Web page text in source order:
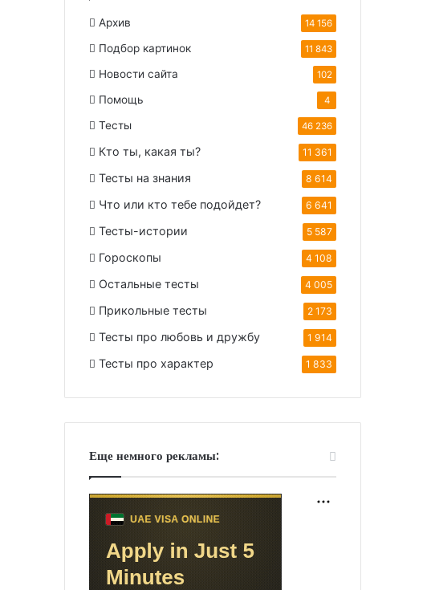
Архив 14 156
Подбор картинок 11 843
Новости сайта 102
Помощь 4
Тесты 46 236
Кто ты, какая ты? 11 361
Тесты на знания 8 614
Что или кто тебе подойдет? 6 641
Тесты-истории 5 587
Гороскопы 4 108
Остальные тесты 4 005
Прикольные тесты 2 173
Тесты про любовь и дружбу 1 914
Тесты про характер 1 833
Еще немного рекламы: